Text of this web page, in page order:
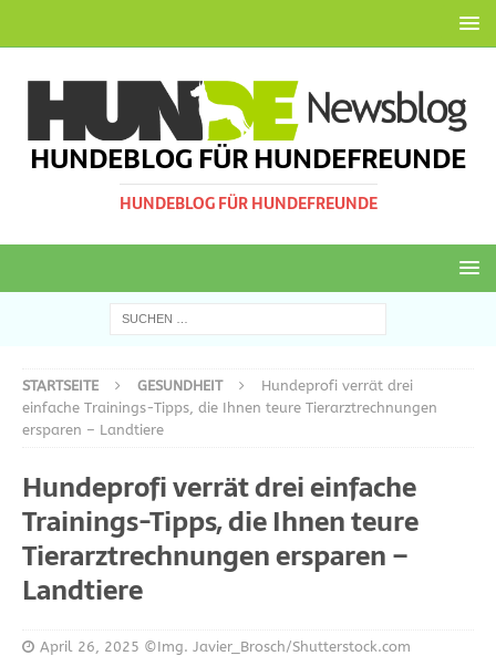
HUNDEBLOG FÜR HUNDEFREUNDE
HUNDEBLOG FÜR HUNDEFREUNDE
STARTSEITE GESUNDHEIT
Hundeprofi verrät drei
einfache Trainings-Tipps, die Ihnen teure Tierarztrechnungen
ersparen – Landtiere
Hundeprofi verrät drei einfache
Trainings-Tipps, die Ihnen teure
Tierarztrechnungen ersparen –
Landtiere
April 26, 2025 ©Img. Javier_Brosch/Shutterstock.com